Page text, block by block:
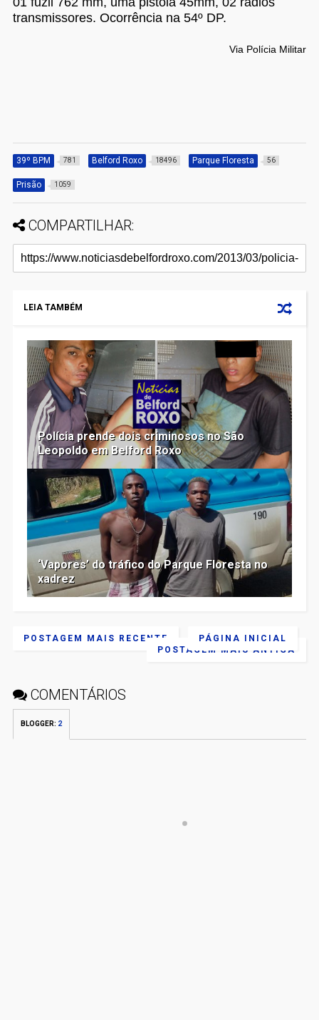
transmissores. Ocorrência na 54º DP.
Via Polícia Militar
39º BPM 781 Belford Roxo 18496 Parque Floresta 56
Prisão 1059
COMPARTILHAR:
LEIA TAMBÉM
Polícia prende dois criminosos no São
Leopoldo em Belford Roxo
‘Vapores’ do tráfico do Parque Floresta no
xadrez
POSTAGEM MAIS RECENTE
POSTAGEM MAIS ANTIGA
PÁGINA INICIAL
COMENTÁRIOS
BLOGGER: 2